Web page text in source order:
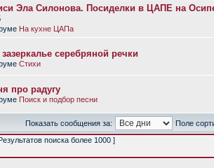
Эла Силонова. Посиделки в ЦАПЕ на
На кухне ЦАПа
зазеркалье серебряной речки
Стихи
про радугу
Поиск и подбор песни
Показать сообщения за:
Поле
поиска более 1000 ]